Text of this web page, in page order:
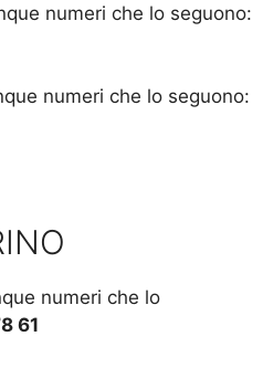
numeri che lo seguono:
numeri che lo seguono:
numeri che lo
61